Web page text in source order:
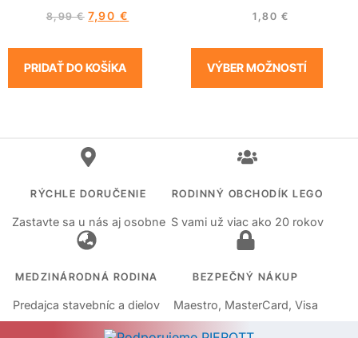
8,99€ 7,90 €
PRIDAŤ DO KOŠÍKA
1,80 €
VÝBER MOŽNOSTÍ
RÝCHLE DORUČENIE
Zastavte sa u nás aj osobne
RODINNÝ OBCHODÍK LEGO
S vami už viac ako 20 rokov
MEDZINÁRODNÁ RODINA
Predajca stavebníc a dielov
BEZPEČNÝ NÁKUP
Maestro, MasterCard, Visa